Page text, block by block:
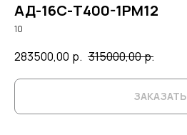
АД-16С-Т400-1РМ12
10
283500,00 р. 315000,00р.
ЗАКАЗАТЬ